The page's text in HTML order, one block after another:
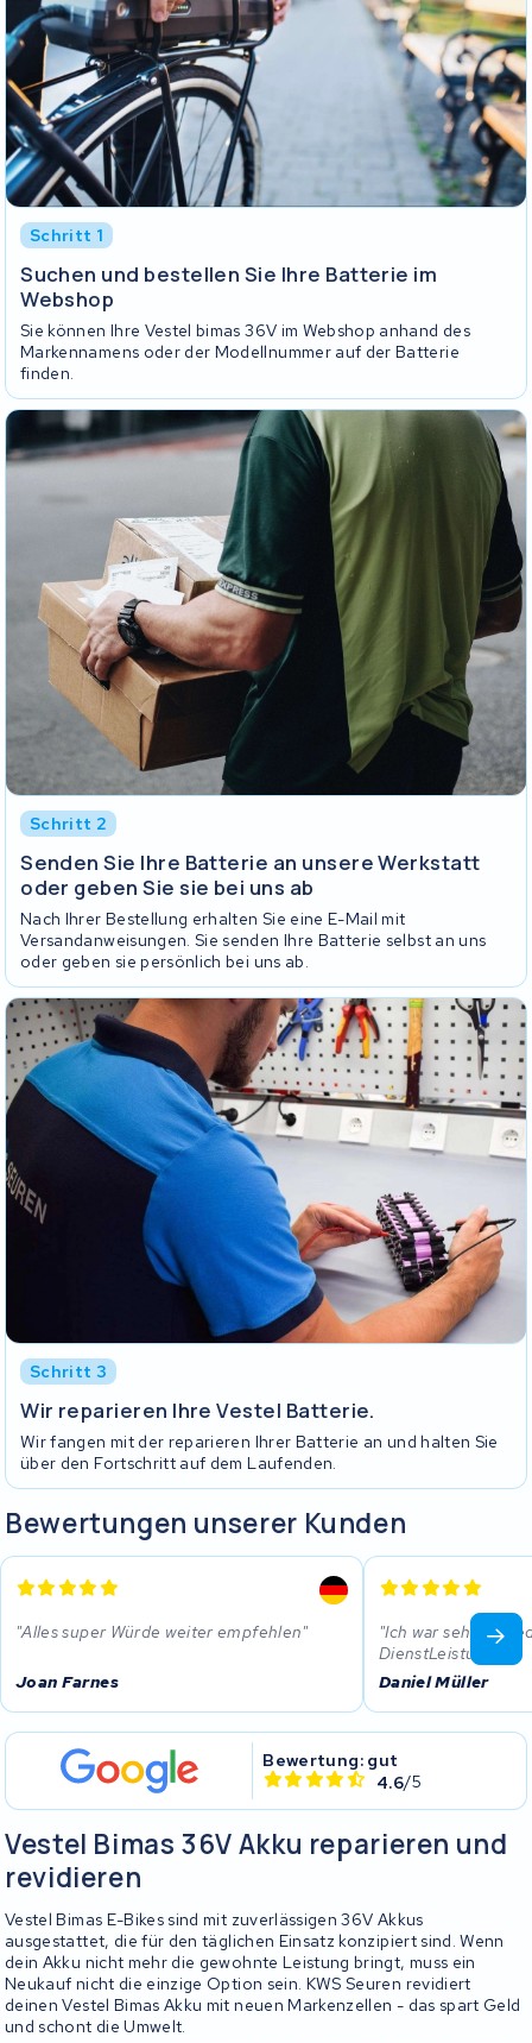
Schritt 1
Suchen und bestellen Sie Ihre Batterie im
Webshop
Sie können Ihre Vestel bimas 36V im Webshop anhand des
Markennamens oder der Modellnummer auf der Batterie
finden.
Schritt 2
Senden Sie Ihre Batterie an unsere Werkstatt
oder geben Sie sie bei uns ab
Nach Ihrer Bestellung erhalten Sie eine E-Mail mit
Versandanweisungen. Sie senden Ihre Batterie selbst an uns
oder geben sie persönlich bei uns ab.
Schritt 3
Wir reparieren Ihre Vestel Batterie.
Wir fangen mit der reparieren Ihrer Batterie an und halten Sie
über den Fortschritt auf dem Laufenden.
Bewertungen unserer Kunden
Alles super Würde weiter empfehlen
Joan Farnes
Ich war sehr
DienstLeistung.
Daniel Müller
Bewertung: gut
4.6/5
Vestel Bimas 36V Akku reparieren und
revidieren
Vestel Bimas E-Bikes sind mit zuverlässigen 36V Akkus
ausgestattet, die für den täglichen Einsatz konzipiert sind. Wenn
dein Akku nicht mehr die gewohnte Leistung bringt, muss ein
Neukauf nicht die einzige Option sein. KWS Seuren revidiert
deinen Vestel Bimas Akku mit neuen Markenzellen - das spart Geld
und schont die Umwelt.